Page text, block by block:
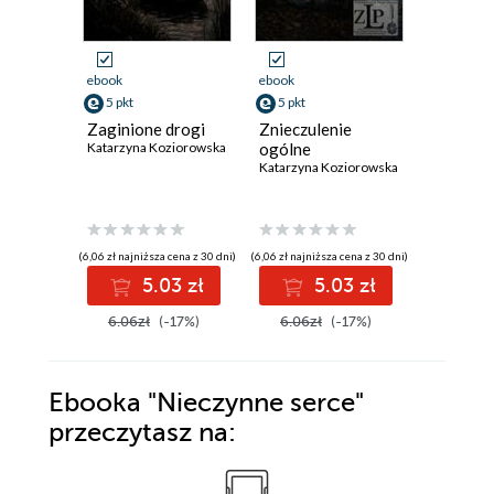
ebook
5 pkt
Zaginione drogi
Katarzyna Koziorowska
(6,06 zł najniższa cena z 30 dni)
5.03 zł
6.06zł (-17%)
ebook
5 pkt
Znieczulenie
ogólne
Katarzyna Koziorowska
(6,06 zł najniższa cena z 30 dni)
5.03 zł
6.06zł (-17%)
Ebooka "Nieczynne serce"
przeczytasz na: